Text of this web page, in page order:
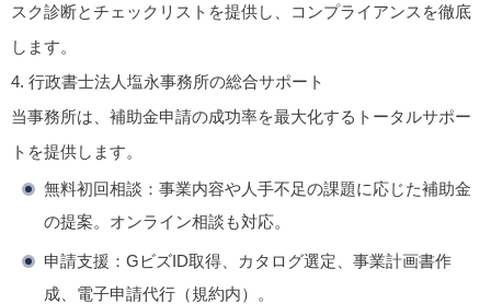
スク診断とチェックリストを提供し、コンプライアンスを徹底
します。
4. 行政書士法人塩永事務所の総合サポート
当事務所は、補助金申請の成功率を最大化するトータルサポー
トを提供します。
無料初回相談 ：事業内容や人手不足の課題に応じた補助金
の提案。オンライン相談も対応。
申請支援 ：GビズID取得、カタログ選定、事業計画書作
成、電子申請代行（規約内）。